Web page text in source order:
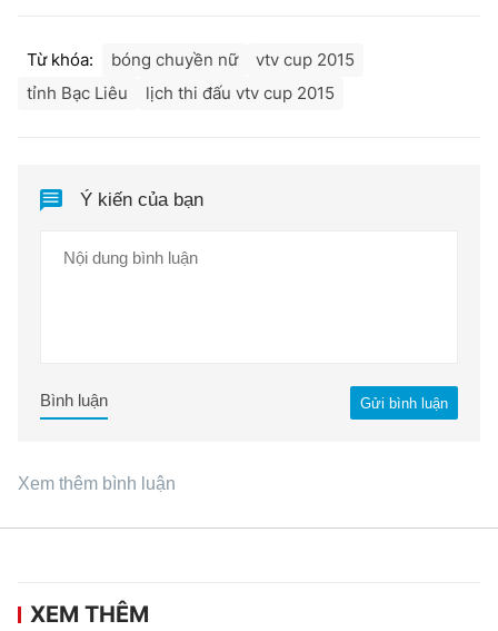
Từ khóa: bóng chuyền nữ
vtv cup 2015
tỉnh Bạc Liêu
lịch thi đấu vtv cup 2015
Ý kiến của bạn
Gửi bình luận
Bình luận
Xem thêm bình luận
XEM THÊM